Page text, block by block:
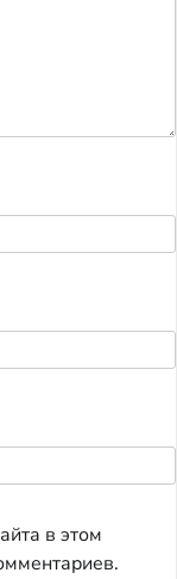
в этом